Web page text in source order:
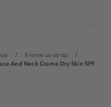
Kreme za obraz
And Neck Creme Dry Skin SPF